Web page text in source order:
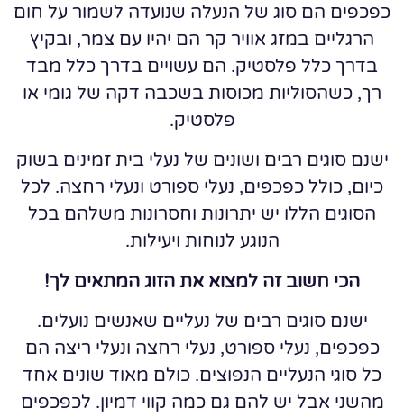
כפכפים הם סוג של הנעלה שנועדה לשמור על חום
הרגליים במזג אוויר קר הם יהיו עם צמר, ובקיץ
בדרך כלל פלסטיק. הם עשויים בדרך כלל מבד
רך, כשהסוליות מכוסות בשכבה דקה של גומי או
פלסטיק.
ישנם סוגים רבים ושונים של נעלי בית זמינים בשוק
כיום, כולל כפכפים, נעלי ספורט ונעלי רחצה. לכל
הסוגים הללו יש יתרונות וחסרונות משלהם בכל
הנוגע לנוחות ויעילות.
הכי חשוב זה למצוא את הזוג המתאים לך!
ישנם סוגים רבים של נעליים שאנשים נועלים.
כפכפים, נעלי ספורט, נעלי רחצה ונעלי ריצה הם
כל סוגי הנעליים הנפוצים. כולם מאוד שונים אחד
מהשני אבל יש להם גם כמה קווי דמיון. לכפכפים